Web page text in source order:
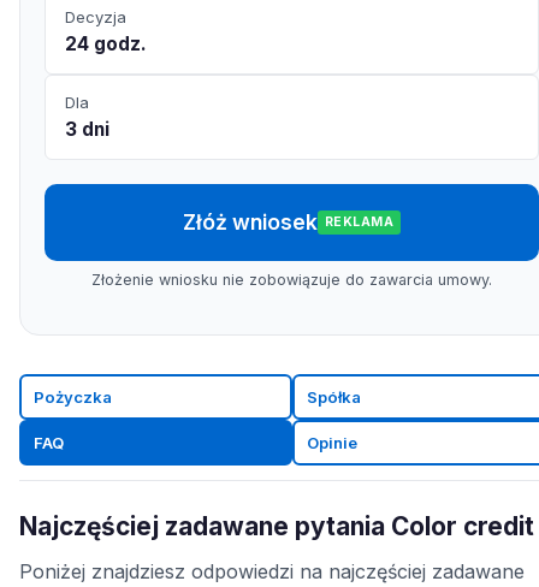
Decyzja
24 godz.
Dla
3 dni
Złóż wniosek REKLAMA
Złożenie wniosku nie zobowiązuje do zawarcia umowy.
Pożyczka Spółka
FAQ Opinie
Najczęściej zadawane pytania Color credit
Poniżej znajdziesz odpowiedzi na najczęściej zadawane